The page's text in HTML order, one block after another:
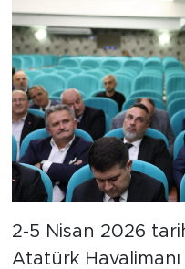
2-5 Nisan 2026
Atatürk